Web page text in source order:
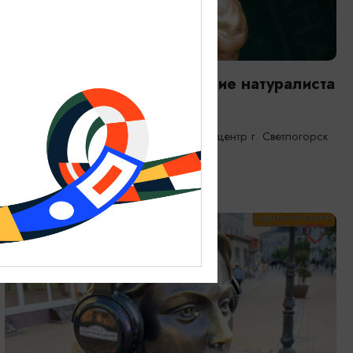
Янтарная каюта. Путешествие натуралиста
25.12.2025 - 31.12.2026
Светлогорск, Морской выставочный центр г. Светлогорск
ОТ 1200₽